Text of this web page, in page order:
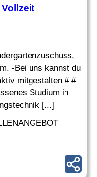
Vollzeit
-Bei uns kannst du
mitgestalten # #
Studium in
[...]